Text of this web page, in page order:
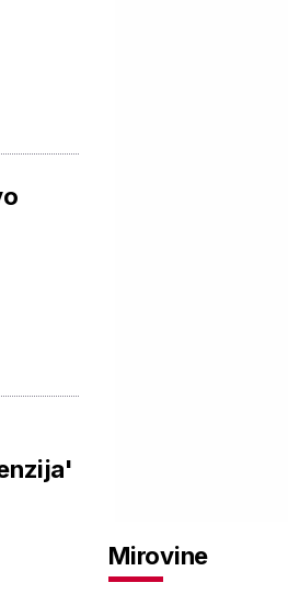
Mirovine